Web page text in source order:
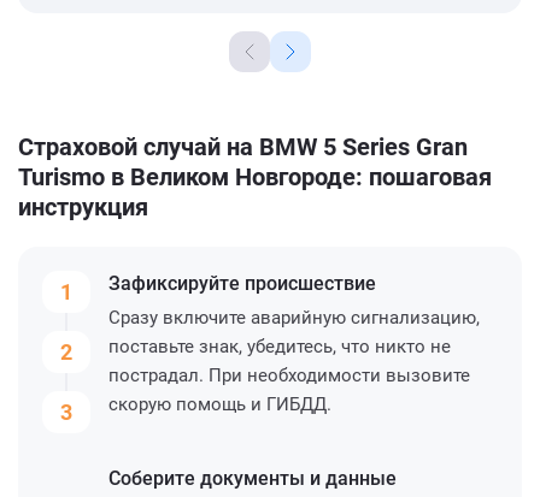
Страховой случай на BMW 5 Series Gran
Turismo в Великом Новгороде: пошаговая
инструкция
1
2
3
Зафиксируйте происшествие
Сразу включите аварийную сигнализацию,
поставьте знак, убедитесь, что никто не
пострадал. При необходимости вызовите
скорую помощь и ГИБДД.
Соберите документы и данные